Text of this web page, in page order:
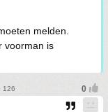
melden.
voorman is
126